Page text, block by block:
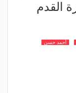
أحمد حسن